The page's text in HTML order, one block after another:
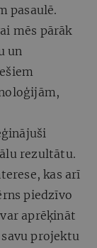
pasaulē.
mēs pārāk
un
rezultātu.
kas arī
piedzīvo
aprēķināt
projektu